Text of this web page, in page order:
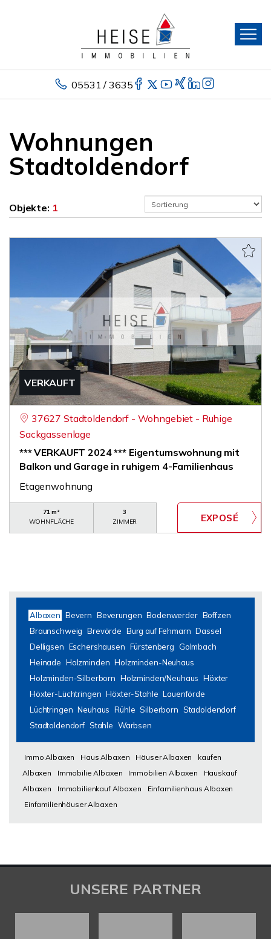
05531 / 3635
Wohnungen
Stadtoldendorf
Objekte: 1
VERKAUFT
37627 Stadtoldendorf - Wohngebiet - Ruhige
Sackgassenlage
*** VERKAUFT 2024 *** Eigentumswohnung mit
Balkon und Garage in ruhigem 4-Familienhaus
Etagenwohnung
71 m²
WOHNFLÄCHE
3
ZIMMER
Albaxen Bevern Beverungen Bodenwerder Boffzen
Braunschweig Brevörde Burg auf Fehmarn Dassel
Delligsen Eschershausen Fürstenberg
Golmbach
Heinade Holzminden Holzminden-Neuhaus
Holzminden-Silberborn Holzminden/Neuhaus Höxter
Höxter-Lüchtringen Höxter-Stahle Lauenförde
Lüchtringen Neuhaus Rühle Silberborn Stadoldendorf
Stadtoldendorf Stahle Warbsen
Immo Albaxen Haus Albaxen Häuser Albaxen
kaufen
Albaxen
Immobilie Albaxen Immobilien Albaxen
Hauskauf
Albaxen
Immobilienkauf Albaxen
Einfamilienhaus Albaxen
Einfamilienhäuser Albaxen
UNSERE PARTNER